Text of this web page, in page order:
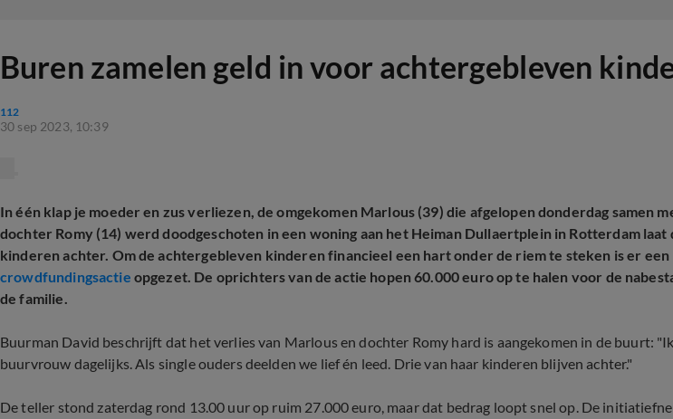
Buren zamelen geld in voor achtergebleven
112
30 sep 2023, 10:39
In één klap je moeder en zus verliezen, de omgekomen Marlous (39) die afgelopen donderdag samen
dochter Romy (14) werd doodgeschoten in een woning aan het Heiman Dullaertplein in Rotterdam laat
kinderen achter. Om de achtergebleven kinderen financieel een hart onder de riem te steken is er een
crowdfundingsactie opgezet. De oprichters van de actie hopen 60.000 euro op te halen voor de
de familie.
Buurman David beschrijft dat het verlies van Marlous en dochter Romy hard is aangekomen in de buurt: "
buurvrouw dagelijks. Als single ouders deelden we lief én leed. Drie van haar kinderen blijven achter."
De teller stond zaterdag rond 13.00 uur op ruim 27.000 euro, maar dat bedrag loopt snel op. De